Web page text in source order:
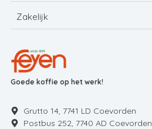
Zakelijk
Goede koffie op het werk!
Grutto 14, 7741 LD Coevorden
Postbus 252, 7740 AD Coevorden